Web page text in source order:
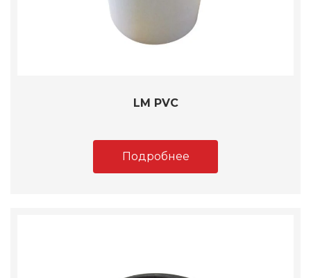
LM PVC
Подробнее